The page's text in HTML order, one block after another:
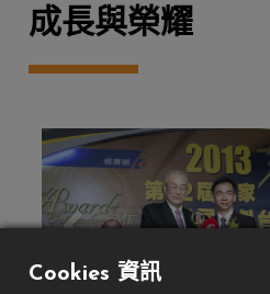
成長與榮耀
Cookies 資訊